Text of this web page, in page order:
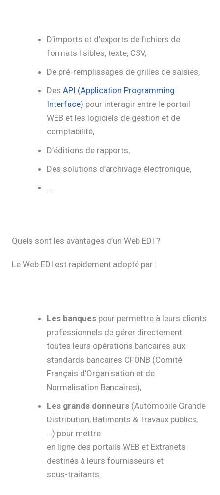
D’imports et d’exports de fichiers de
formats lisibles, texte, CSV,
De pré-remplissages de grilles de saisies,
DesAPI (Application Programming
Interface) pour interagir entre le portail
WEB et les logiciels de gestion et de
comptabilité,
D’éditions de rapports,
Des solutions d’archivage électronique,
…
Quels sont les avantages d’un Web EDI ?
Le Web EDI est rapidement adopté par :
Les banques pour permettre à leurs clients
professionnels de gérer directement
toutes leurs opérations bancaires aux
standards bancaires CFONB (Comité
Français d’Organisation et de
Normalisation Bancaires),
Les grands donneurs (Automobile Grande
Distribution, Bâtiments & Travaux publics,
…) pour mettre
en ligne des portails WEB et Extranets
destinés à leurs fournisseurs et
sous-traitants.